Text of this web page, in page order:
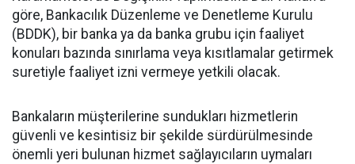
göre, Bankacılık Düzenleme ve Denetleme Kurulu
(BDDK), bir banka ya da banka grubu için faaliyet
konuları bazında sınırlama veya kısıtlamalar getirmek
suretiyle faaliyet izni vermeye yetkili olacak.
Bankaların müşterilerine sundukları hizmetlerin
güvenli ve kesintisiz bir şekilde sürdürülmesinde
önemli yeri bulunan hizmet sağlayıcıların uymaları